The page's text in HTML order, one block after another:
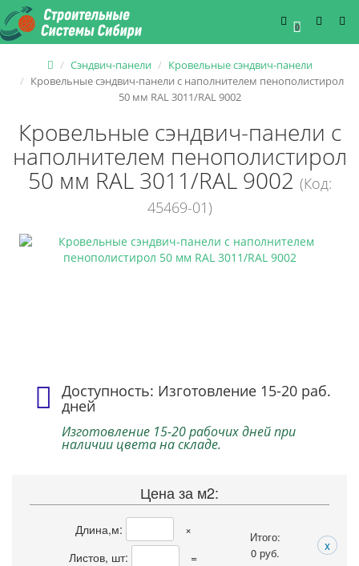
0
Сэндвич-панели
Кровельные сэндвич-панели
Кровельные сэндвич-панели с наполнителем пенополистирол
50 мм RAL 3011/RAL 9002
Кровельные сэндвич-панели с
наполнителем пенополистирол
50 мм RAL 3011/RAL 9002 (Код:
45469-01)
Доступность: Изготовление 15-20 раб.
дней
Изготовление 15-20 рабочих дней при
наличии цвета на складе.
Цена за м2:
Длина,м:
×
Листов, шт:
=
Итого:
0руб. x